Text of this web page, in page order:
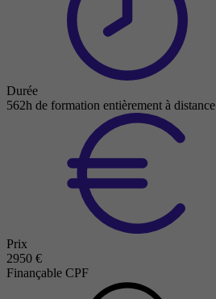
Durée
562h de formation entièrement à distance
Prix
2950 €
Finançable CPF